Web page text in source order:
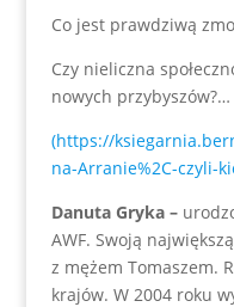
Co jest prawdziwą
Czy nieliczna
nowych przybyszów?…
(https://
na-Arranie%2C-czyli-
Danuta Gryka –
AWF. Swoją
z mężem Tomaszem.
krajów. W 2004 roku